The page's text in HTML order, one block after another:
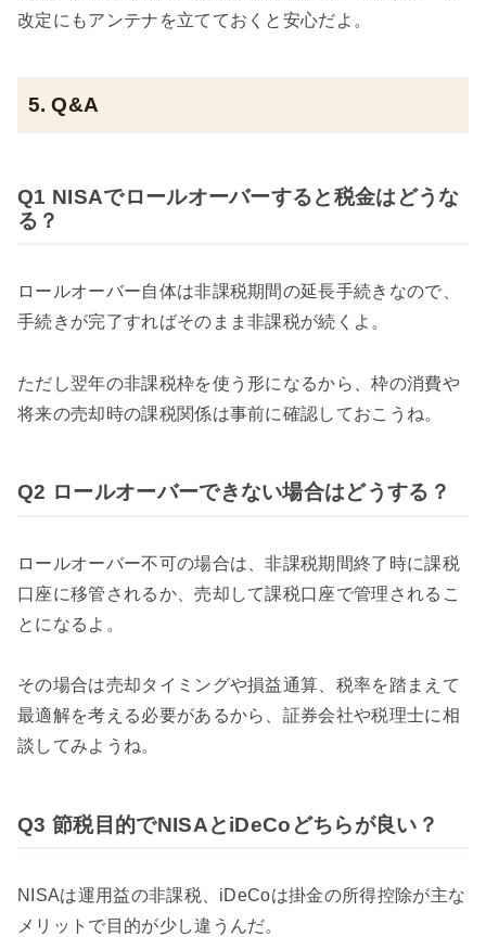
改定にもアンテナを立てておくと安心だよ。
5. Q&A
Q1 NISAでロールオーバーすると税金はどうな
る？
ロールオーバー自体は非課税期間の延長手続きなので、
手続きが完了すればそのまま非課税が続くよ。
ただし翌年の非課税枠を使う形になるから、枠の消費や
将来の売却時の課税関係は事前に確認しておこうね。
Q2 ロールオーバーできない場合はどうする？
ロールオーバー不可の場合は、非課税期間終了時に課税
口座に移管されるか、売却して課税口座で管理されるこ
とになるよ。
その場合は売却タイミングや損益通算、税率を踏まえて
最適解を考える必要があるから、証券会社や税理士に相
談してみようね。
Q3 節税目的でNISAとiDeCoどちらが良い？
NISAは運用益の非課税、iDeCoは掛金の所得控除が主な
メリットで目的が少し違うんだ。